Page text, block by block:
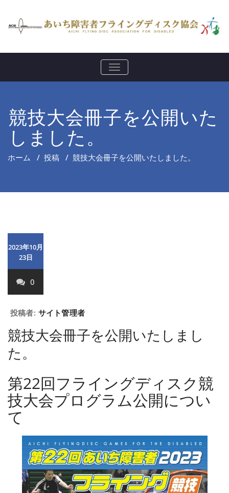
content
ナ
ビ
ゲ
ョ
ン
替
え
競技大会冊子を公開いた
しました。
ホーム / 投稿 / 競技大会冊子を公開いたしました。
2023年10月
23日
0
投稿者: サイト管理者
競技大会冊子を公開いたしまし
た。
第22回フライングディスク競
技大会プログラム公開につい
て